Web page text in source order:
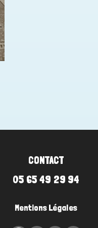
CONTACT
05 65 49 29 94
Mentions Légales